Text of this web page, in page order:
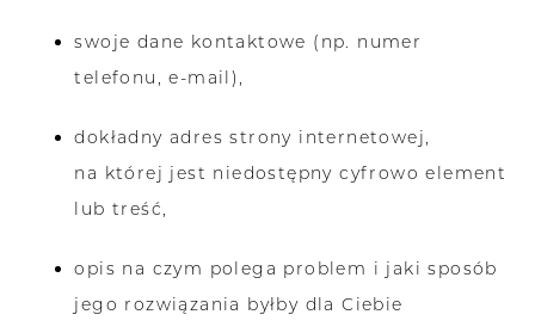
swoje dane kontaktowe (np. numer
telefonu, e-mail),
dokładny adres strony internetowej,
na której jest niedostępny cyfrowo element
lub treść,
opis na czym polega problem i jaki sposób
jego rozwiązania byłby dla Ciebie